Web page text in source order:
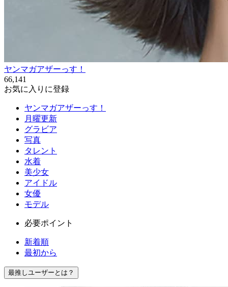
ヤンマガアザーっす！
66,141
お気に入りに登録
ヤンマガアザーっす！
月曜更新
グラビア
写真
タレント
水着
美少女
アイドル
女優
モデル
必要ポイント
新着順
最初から
最推しユーザーとは？